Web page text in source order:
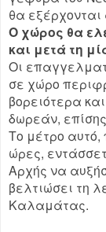
θα
Ο χώρος θα
και μετά τη
Οι
σε χώρο
βορειότερα
δωρεάν,
Το μέτρο αυτό,
ώρες,
Αρχής να
βελτιώσει τη
Καλαμάτας.